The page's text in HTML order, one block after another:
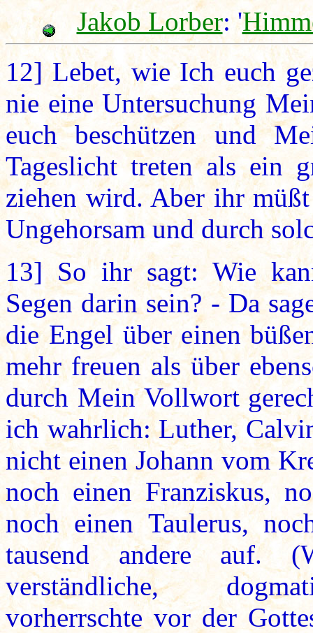
Jakob Lorber: '
12]Lebet, wie Ich euch
nie eine Untersuchung
euch beschützen und
Tageslicht treten als ein
ziehen wird. Aber ihr
Ungehorsam und durch
13]So ihr sagt: Wie
Segen darin sein? - Da
die Engel über einen
mehr freuen als über
durch Mein Vollwort
ich wahrlich: Luther,
nicht einen Johann vom
noch einen Franziskus,
noch einen Taulerus,
tausend andere auf.
verständliche,
vorherrschte vor der